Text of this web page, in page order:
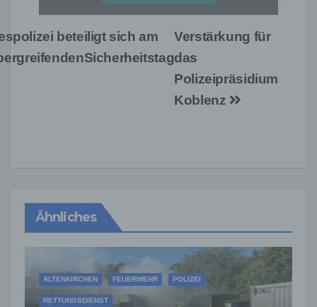
Beitragsnavigation
Verstärkung für
das
Polizeipräsidium
Koblenz
beteiligt sich am
Ähnliches
ALTENKIRCHEN FEUERWEHR POLIZEI
RETTUNGSDIENST